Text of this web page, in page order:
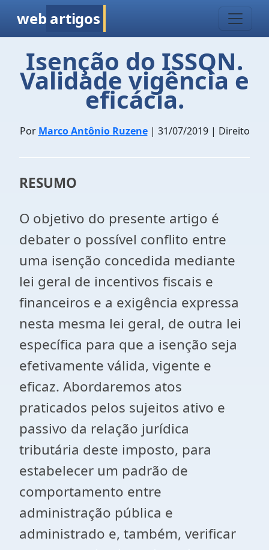
web artigos
Isenção do ISSQN.
Validade vigência e
eficácia.
Por Marco Antônio Ruzene| 31/07/2019 | Direito
RESUMO
O objetivo do presente artigo é
debater o possível conflito entre
uma isenção concedida mediante
lei geral de incentivos fiscais e
financeiros e a exigência expressa
nesta mesma lei geral, de outra lei
específica para que a isenção seja
efetivamente válida, vigente e
eficaz. Abordaremos atos
praticados pelos sujeitos ativo e
passivo da relação jurídica
tributária deste imposto, para
estabelecer um padrão de
comportamento entre
administração pública e
administrado e, também, verificar